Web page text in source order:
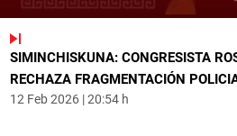
SIMINCHISKUNA: CONGRESISTA
RECHAZA FRAGMENTACIÓN
12 Feb 2026 | 20:54 h